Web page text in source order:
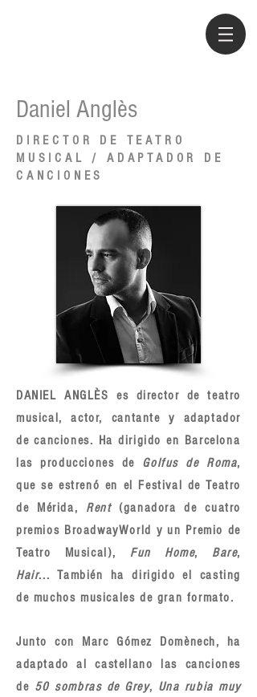
Daniel Anglès
DIRECTOR DE TEATRO
MUSICAL / ADAPTADOR DE
CANCIONES
DANIEL ANGLÈS es director de teatro
musical, actor, cantante y adaptador
de canciones. Ha dirigido en Barcelona
las producciones de Golfus de Roma,
que se estrenó en el Festival de Teatro
de Mérida, Rent(ganadora de cuatro
premios BroadwayWorld y un Premio de
Teatro Musical), Fun Home, Bare,
Hair... También ha dirigido el casting
de muchos musicales de gran formato.
Junto con Marc Gómez Domènech, ha
adaptado al castellano las canciones
de 50 sombras de Grey, Una rubia muy